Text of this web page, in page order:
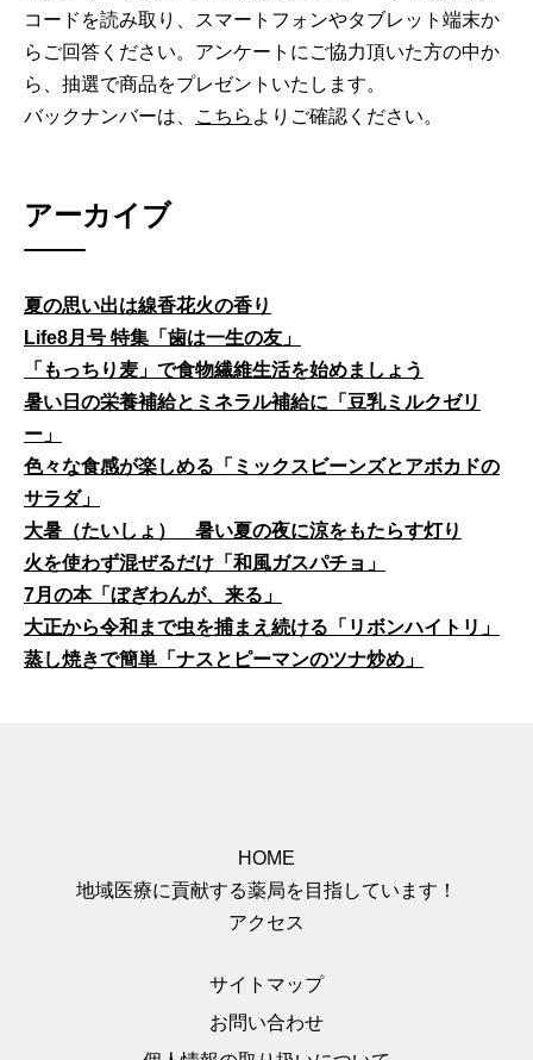
コードを読み取り、スマートフォンやタブレット端末か
らご回答ください。アンケートにご協力頂いた方の中か
ら、抽選で商品をプレゼントいたします。
バックナンバーは、
こちら よりご確認ください。
アーカイブ
夏の思い出は線香花火の香り
Life8月号 特集「歯は一生の友」
「もっちり麦」で食物繊維生活を始めましょう
暑い日の栄養補給とミネラル補給に「豆乳ミルクゼリ
ー」
色々な食感が楽しめる「ミックスビーンズとアボカドの
サラダ」
大暑（たいしょ） 暑い夏の夜に涼をもたらす灯り
火を使わず混ぜるだけ「和風ガスパチョ」
7月の本「ぼぎわんが、来る」
大正から令和まで虫を捕まえ続ける「リボンハイトリ」
蒸し焼きで簡単「ナスとピーマンのツナ炒め」
HOME
地域医療に貢献する薬局を目指しています！
アクセス
サイトマップ
お問い合わせ